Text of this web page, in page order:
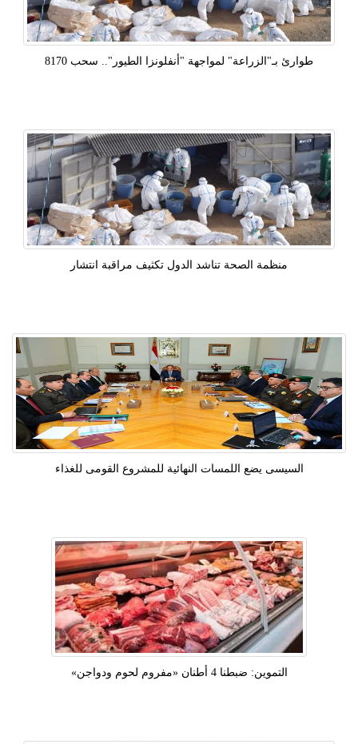
طوارئ بـ"الزراعة" لمواجهة "أنفلونزا الطيور".. سحب 8170
منظمة الصحة تناشد الدول تكثيف مراقبة انتشار
السيسى يضع اللمسات النهائية للمشروع القومى للغذاء
التموين: ضبطنا 4 أطنان «مفروم لحوم ودواجن»